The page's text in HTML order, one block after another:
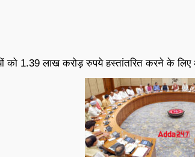
को 1.39 लाख करोड़ रुपये हस्तांतरित करने के लिए